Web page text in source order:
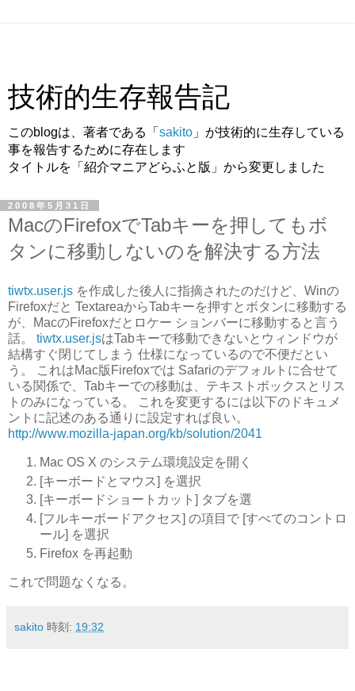
技術的生存報告記
このblogは、著者である「 sakito 」が技術的に生存している
事を報告するために存在します
タイトルを「紹介マニアどらふと版」から変更しました
2008年5月31日
MacのFirefoxでTabキーを押してもボ
タンに移動しないのを解決する方法
tiwtx.user.js を作成した後人に指摘されたのだけど、Winの
Firefoxだと TextareaからTabキーを押すとボタンに移動する
が、MacのFirefoxだとロケー ションバーに移動すると言う
話。 tiwtx.user.jsはTabキーで移動できないとウィンドウが
結構すぐ閉じてしまう 仕様になっているので不便だとい
う。 これはMac版Firefoxでは Safariのデフォルトに合せて
いる関係で、Tabキーでの移動は、テキストボックスとリス
トのみになっている。 これを変更するには以下のドキュメ
ントに記述のある通りに設定すれば良い。
http://www.mozilla-japan.org/kb/solution/2041
Mac OS X のシステム環境設定を開く
[キーボードとマウス] を選択
[キーボードショートカット] タブを選
[フルキーボードアクセス] の項目で [すべてのコントロ
ール] を選択
Firefox を再起動
これで問題なくなる。
sakito 時刻: 19:32